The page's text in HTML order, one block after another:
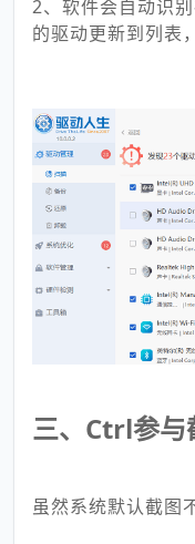
2、软件会自动识
的驱动更新到列表
三、Ctrl参与
虽然系统默认截图